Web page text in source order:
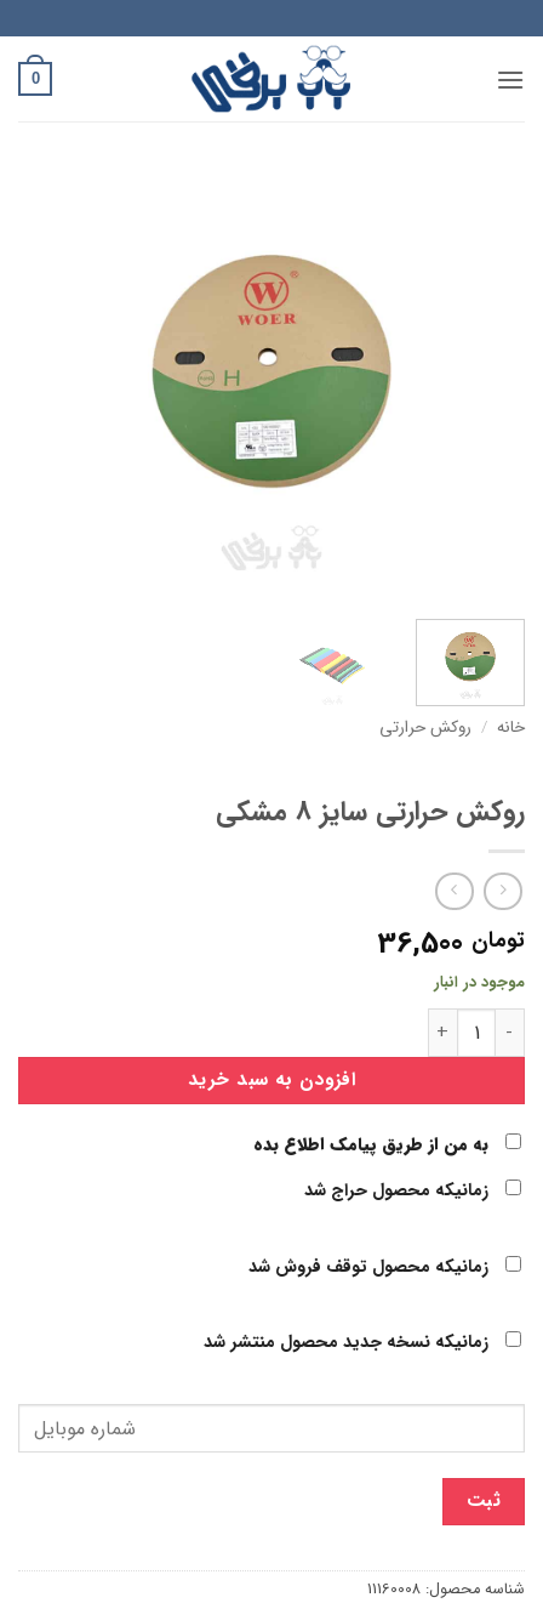
to
content
0
خانه / روکش حرارتی
روکش حرارتی سایز 8 مشکی
تومان
موجود در انبار
روکش حرارتی سایز 8 مشکی عدد
افزودن به سبد خرید
به من از طریق پیامک اطلاع بده
زمانیکه محصول حراج شد
زمانیکه محصول توقف فروش شد
زمانیکه نسخه جدید محصول منتشر شد
ثبت
شناسه محصول: 11160008